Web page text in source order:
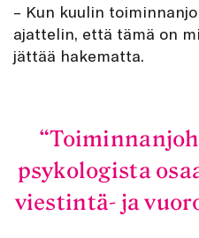
– Kun kuulin
ajattelin, että tämä on
jättää hakematta.
psykologista
viestintä- ja